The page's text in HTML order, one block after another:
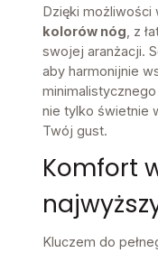
Dzięki możliwości
kolorów nóg , z
swojej aranżacji.
aby harmonijnie
nie tylko świetnie
Twój gust.
Komfort
Kluczem do